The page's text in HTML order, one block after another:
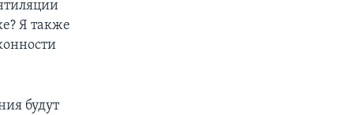
Я также
будут